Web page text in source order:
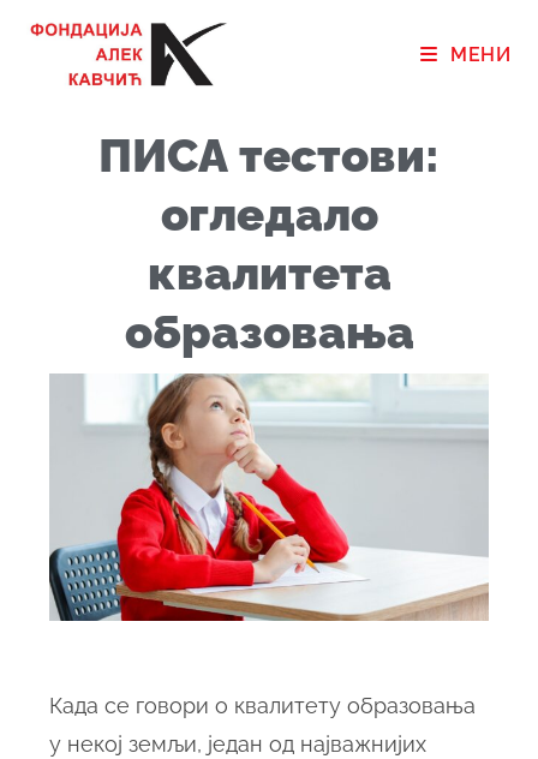
МЕНИ
ПИСА тестови:
огледало
квалитета
образовања
Када се говори о квалитету образовања
у некој земљи, један од најважнијих